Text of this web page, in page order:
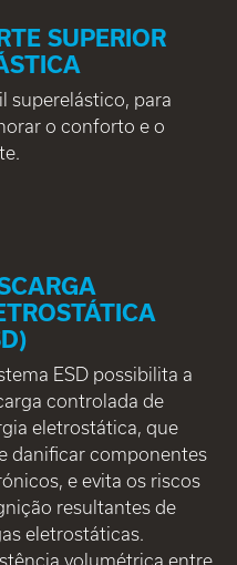
SUPERIOR
superelástico, para
o conforto e o
ESD possibilita a
controlada de
eletrostática, que
danificar componentes
e evita os riscos
resultantes de
eletrostáticas.
volumétrica entre